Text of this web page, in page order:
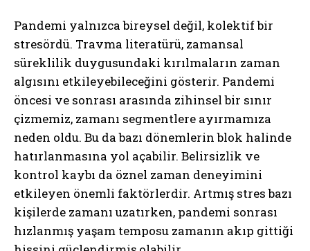
Pandemi yalnızca bireysel değil, kolektif bir
stresördü. Travma literatürü, zamansal
süreklilik duygusundaki kırılmaların zaman
algısını etkileyebileceğini gösterir. Pandemi
öncesi ve sonrası arasında zihinsel bir sınır
çizmemiz, zamanı segmentlere ayırmamıza
neden oldu. Bu da bazı dönemlerin blok halinde
hatırlanmasına yol açabilir. Belirsizlik ve
kontrol kaybı da öznel zaman deneyimini
etkileyen önemli faktörlerdir. Artmış stres bazı
kişilerde zamanı uzatırken, pandemi sonrası
hızlanmış yaşam temposu zamanın akıp gittiği